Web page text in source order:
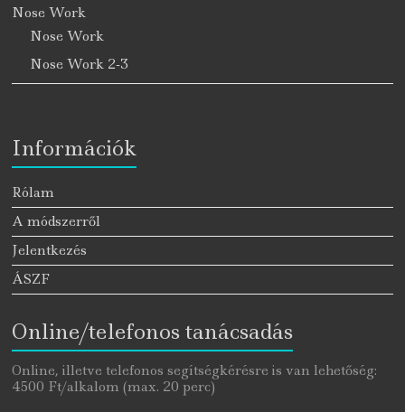
Nose Work
Nose Work
Nose Work 2-3
Információk
Rólam
A módszerről
Jelentkezés
ÁSZF
Online/telefonos tanácsadás
Online, illetve telefonos segítségkérésre is van lehetőség:
4500 Ft/alkalom (max. 20 perc)